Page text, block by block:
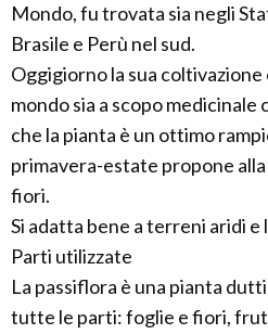
Mondo, fu trovata sia negli
Brasile e Perù nel sud.
Oggigiorno la sua
mondo sia a scopo
che la pianta è un ottimo
primavera-estate propone
fiori.
Si adatta bene a terreni aridi
Parti utilizzate
La passiflora è una pianta
tutte le parti: foglie e fiori,